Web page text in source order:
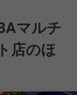
マルチ
店のほ